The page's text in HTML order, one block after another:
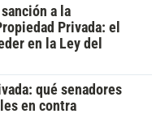
a la
Privada: el
en la Ley del
qué senadores
en contra